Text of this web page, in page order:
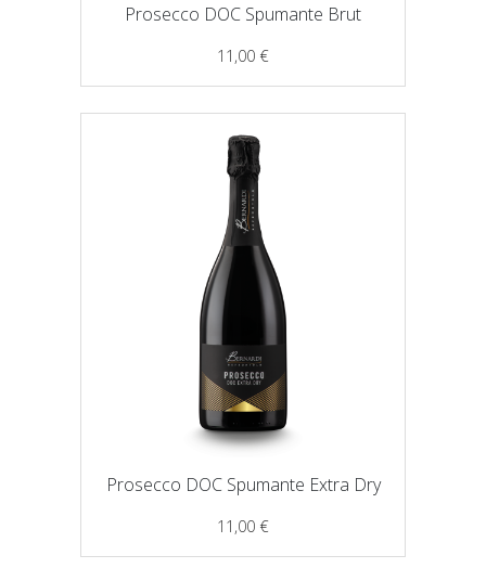
Prosecco DOC Spumante Brut
11,00 €
Prosecco DOC Spumante Extra Dry
11,00 €